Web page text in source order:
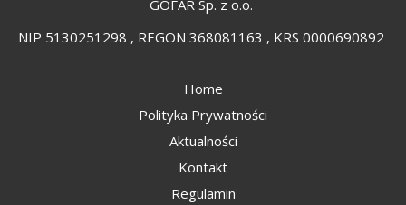
GOFAR Sp. z o.o.
NIP 5130251298 , REGON 368081163 , KRS 0000690892
Home
Polityka Prywatności
Aktualności
Kontakt
Regulamin